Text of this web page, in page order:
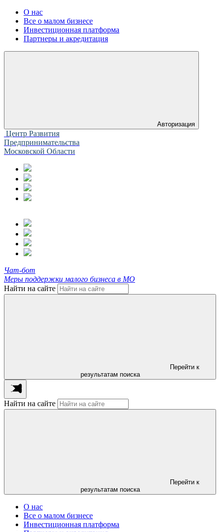
О нас
Все о малом бизнесе
Инвестиционная платформа
Партнеры и акредитация
Авторизация
Центр Развития
Предпринимательства
Московской Области
Чат-бот
Меры поддержки малого бизнеса в МО
Найти на сайте
Перейти к
результатам поиска
Найти на сайте
Перейти к
результатам поиска
О нас
Все о малом бизнесе
Инвестиционная платформа